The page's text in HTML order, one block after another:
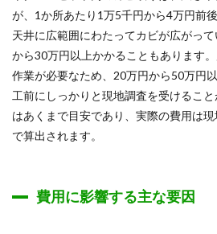
が、1か所あたり1万5千円から4万円前
天井に広範囲にわたってカビが広がっ
から30万円以上かかることもあります
作業が必要なため、20万円から50万円
工前にしっかりと現地調査を受けるこ
はあくまで目安であり、実際の費用は
で算出されます。
費用に影響する主な要因